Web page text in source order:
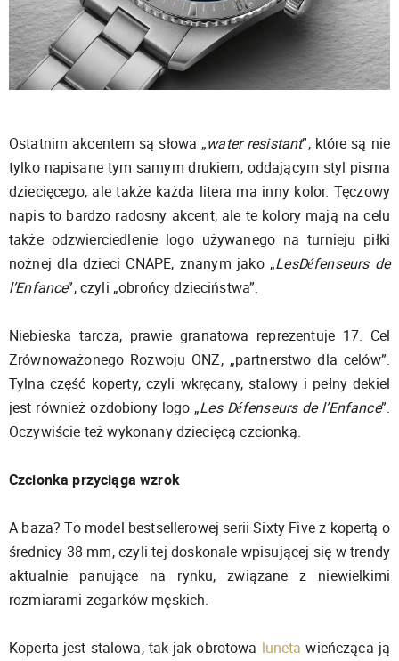
Ostatnim akcentem są słowa „water resistant”, które są nie
tylko napisane tym samym drukiem, oddającym styl pisma
dziecięcego, ale także każda litera ma inny kolor. Tęczowy
napis to bardzo radosny akcent, ale te kolory mają na celu
także odzwierciedlenie logo używanego na turnieju piłki
nożnej dla dzieci CNAPE, znanym jako „LesDéfenseurs de
l’Enfance”, czyli „obrońcy dzieciństwa”.
Niebieska tarcza, prawie granatowa reprezentuje 17. Cel
Zrównoważonego Rozwoju ONZ, „partnerstwo dla celów”.
Tylna część koperty, czyli wkręcany, stalowy i pełny dekiel
jest również ozdobiony logo „Les Défenseurs de l’Enfance”.
Oczywiście też wykonany dziecięcą czcionką.
Czcionka przyciąga wzrok
A baza? To model bestsellerowej serii Sixty Five z kopertą o
średnicy 38 mm, czyli tej doskonale wpisującej się w trendy
aktualnie panujące na rynku, związane z niewielkimi
rozmiarami zegarków męskich.
Koperta jest stalowa, tak jak obrotowa luneta wieńcząca ją